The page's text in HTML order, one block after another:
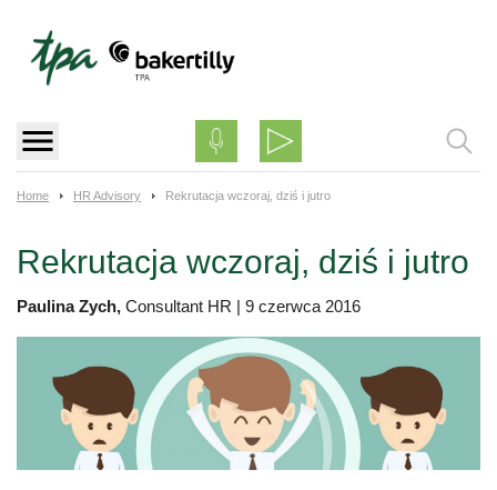
content
Home HR Advisory Rekrutacja wczoraj, dziś i jutro
Rekrutacja wczoraj, dziś i jutro
Paulina Zych, Consultant HR | 9 czerwca 2016